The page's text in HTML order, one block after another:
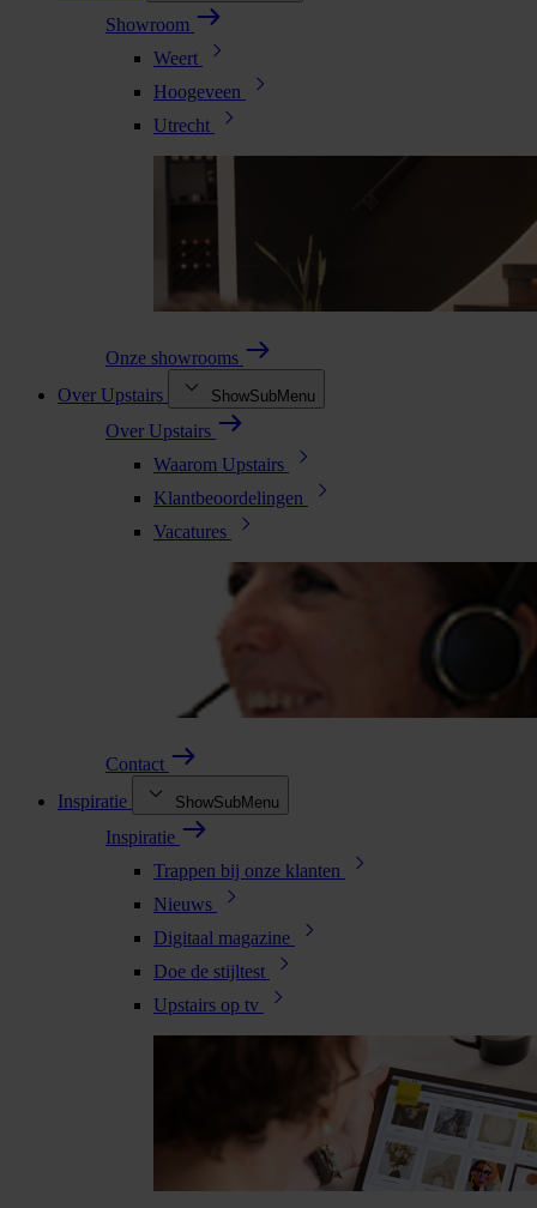
Showroom
Weert
Hoogeveen
Utrecht
Onze showrooms
Over Upstairs
ShowSubMenu
Over Upstairs
Waarom Upstairs
Klantbeoordelingen
Vacatures
Contact
Inspiratie
ShowSubMenu
Inspiratie
Trappen bij onze klanten
Nieuws
Digitaal magazine
Doe de stijltest
Upstairs op tv